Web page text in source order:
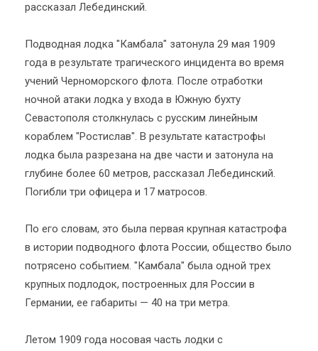
рассказал Лебединский.
Подводная лодка "Камбала" затонула 29 мая 1909
года в результате трагического инцидента во время
учений Черноморского флота. После отработки
ночной атаки лодка у входа в Южную бухту
Севастополя столкнулась с русским линейным
кораблем "Ростислав". В результате катастрофы
лодка была разрезана на две части и затонула на
глубине более 60 метров, рассказал Лебединский.
Погибли три офицера и 17 матросов.
По его словам, это была первая крупная катастрофа
в истории подводного флота России, общество было
потрясено событием. "Камбала" была одной трех
крупных подлодок, построенных для России в
Германии, ее габариты — 40 на три метра.
Летом 1909 года носовая часть лодки с